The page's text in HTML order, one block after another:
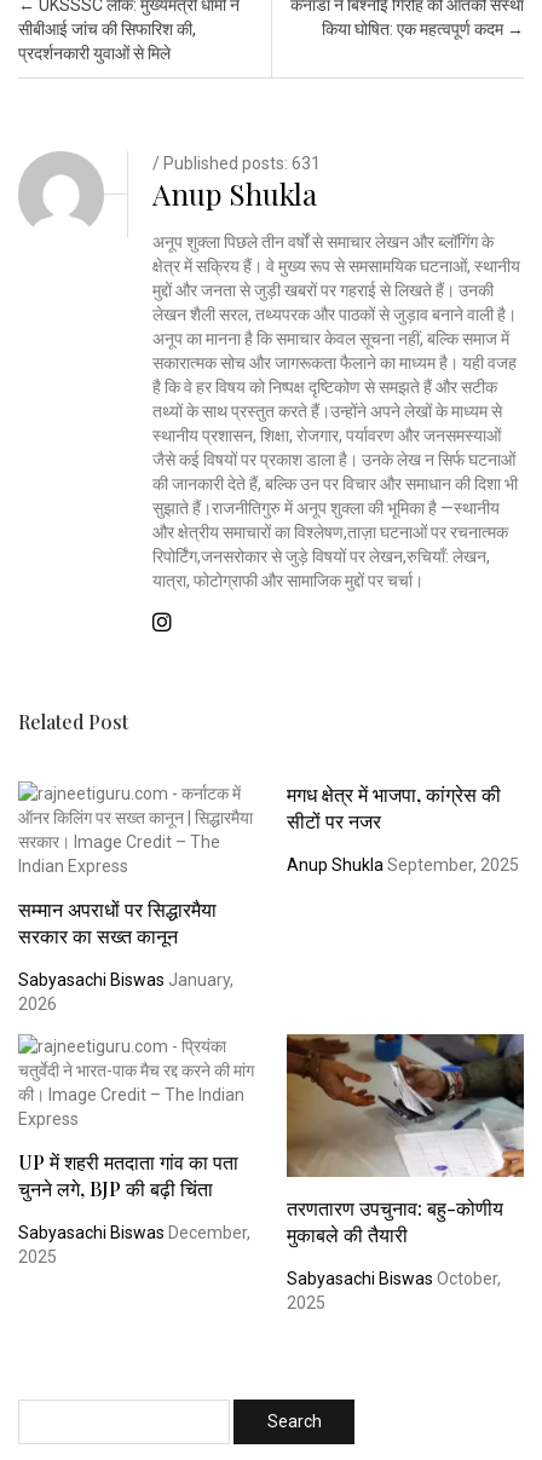
Post navigation
← UKSSSC लीक: मुख्यमंत्री धामी ने
सीबीआई जांच की सिफारिश की,
प्रदर्शनकारी युवाओं से मिले
कनाडा ने बिश्नोई गिरोह को आतंकी संस्था
किया घोषित: एक महत्वपूर्ण कदम →
/ Published posts: 631
Anup Shukla
अनूप शुक्ला पिछले तीन वर्षों से समाचार लेखन और ब्लॉगिंग के
क्षेत्र में सक्रिय हैं। वे मुख्य रूप से समसामयिक घटनाओं, स्थानीय
मुद्दों और जनता से जुड़ी खबरों पर गहराई से लिखते हैं। उनकी
लेखन शैली सरल, तथ्यपरक और पाठकों से जुड़ाव बनाने वाली है।
अनूप का मानना है कि समाचार केवल सूचना नहीं, बल्कि समाज में
सकारात्मक सोच और जागरूकता फैलाने का माध्यम है। यही वजह
है कि वे हर विषय को निष्पक्ष दृष्टिकोण से समझते हैं और सटीक
तथ्यों के साथ प्रस्तुत करते हैं।उन्होंने अपने लेखों के माध्यम से
स्थानीय प्रशासन, शिक्षा, रोजगार, पर्यावरण और जनसमस्याओं
जैसे कई विषयों पर प्रकाश डाला है। उनके लेख न सिर्फ घटनाओं
की जानकारी देते हैं, बल्कि उन पर विचार और समाधान की दिशा भी
सुझाते हैं।राजनीतिगुरु में अनूप शुक्ला की भूमिका है —स्थानीय
और क्षेत्रीय समाचारों का विश्लेषण,ताज़ा घटनाओं पर रचनात्मक
रिपोर्टिंग,जनसरोकार से जुड़े विषयों पर लेखन,रुचियाँ: लेखन,
यात्रा, फोटोग्राफी और सामाजिक मुद्दों पर चर्चा।
Related Post
सम्मान अपराधों पर सिद्धारमैया
सरकार का सख्त कानून
Sabyasachi Biswas January,
2026
मगध क्षेत्र में भाजपा, कांग्रेस की
सीटों पर नजर
Anup Shukla September, 2025
UP में शहरी मतदाता गांव का पता
चुनने लगे, BJP की बढ़ी चिंता
Sabyasachi Biswas December,
2025
तरणतारण उपचुनाव: बहु-कोणीय
मुकाबले की तैयारी
Sabyasachi Biswas October,
2025